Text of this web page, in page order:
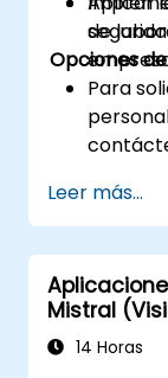
de
Opciones
Para
Leer más...
Mistral
14 Horas